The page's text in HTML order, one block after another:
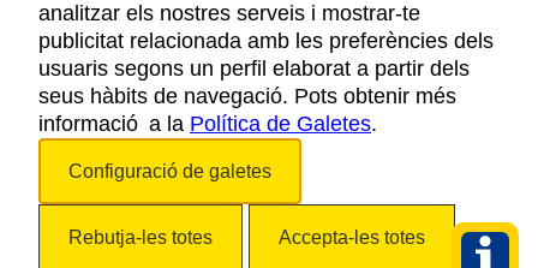
AVÍS LEGAL
POLÍTICA DE PRIVACITAT
COOKIES
ACCESSIBILITAT
analitzar els nostres serveis i mostrar-te
publicitat relacionada amb les preferències dels
usuaris segons un perfil elaborat a partir dels
seus hàbits de navegació. Pots obtenir més
informació a la Política de Galetes.
Configuració de galetes
Rebutja-les totes Accepta-les totes